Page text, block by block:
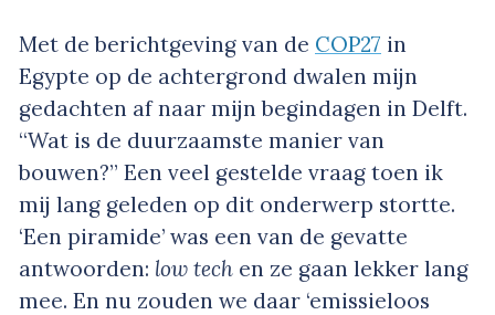
Met de berichtgeving van de COP27 in
Egypte op de achtergrond dwalen mijn
gedachten af naar mijn begindagen in Delft.
“Wat is de duurzaamste manier van
bouwen?” Een veel gestelde vraag toen ik
mij lang geleden op dit onderwerp stortte.
‘Een piramide’ was een van de gevatte
antwoorden: low tech en ze gaan lekker lang
mee. En nu zouden we daar ‘emissieloos